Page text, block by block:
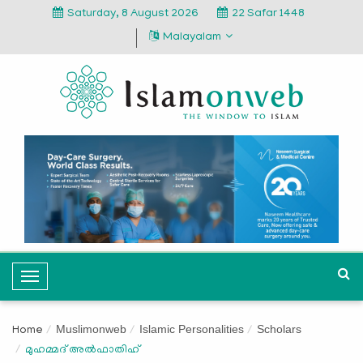
Saturday, 8 August 2026
22 Safar 1448
Malayalam
T
o
g
l
Home Muslimonweb Islamic Personalities Scholars
മുഹമ്മദ് അല്‍ഫാതിഹ്